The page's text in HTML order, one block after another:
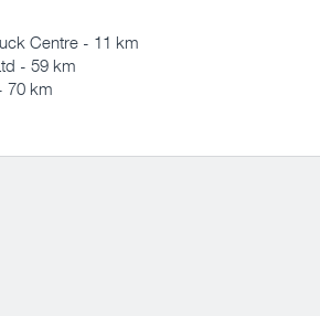
Centre - 11 km
- 59 km
70 km